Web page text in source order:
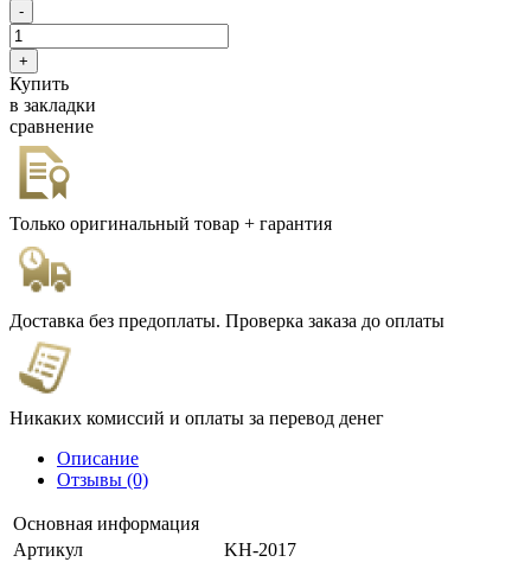
Купить
в закладки
сравнение
Только оригинальный товар + гарантия
Доставка без предоплаты. Проверка заказа до оплаты
Никаких комиссий и оплаты за перевод денег
Описание
Отзывы (0)
Основная информация
Артикул
KH-2017